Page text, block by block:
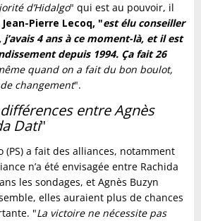
d’Hidalgo" qui est au pouvoir, il
Jean-Pierre Lecoq, "est élu conseiller
j’avais 4 ans à ce moment-là, et il est
depuis 1994. Ça fait 26
quand on a fait du bon boulot,
changement".
entre Agnès
Dati"
(PS) a fait des alliances, notamment
n’a été envisagée entre Rachida
les sondages, et Agnès Buzyn
elles auraient plus de chances
"La victoire ne nécessite pas